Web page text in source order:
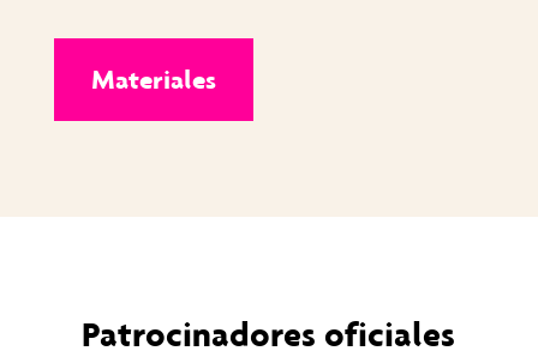
Materiales
Patrocinadores oficiales